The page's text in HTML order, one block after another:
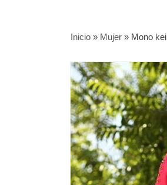
Inicio» Mujer» Mono kei